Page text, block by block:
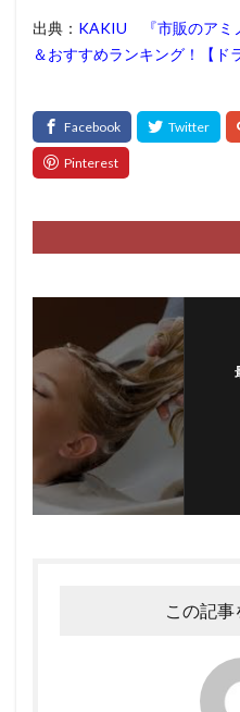
出典： KAKIU 『市販のアミ
＆おすすめランキング！【ド
この記事